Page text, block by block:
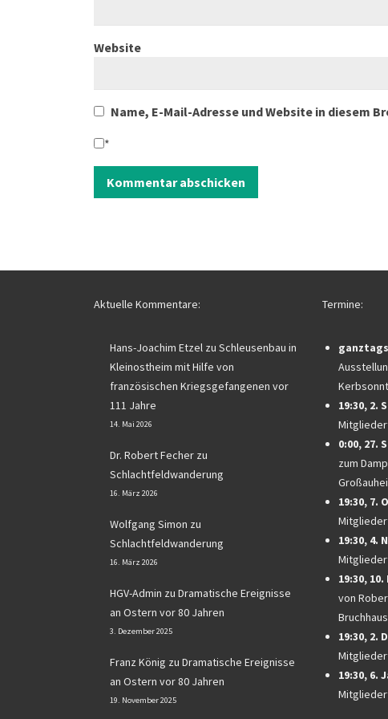
Website
Name, E-Mail-Adresse und Website in diesem
*
Aktuelle Kommentare:
Hans-Joachim Etzel zu Schleusenbau in
Kleinostheim mit Hilfe von
französischen Kriegsgefangenen vor
111 Jahre
14. Mai 2026
Dr. Robert Fecher zu
Schlachtfeldwanderung
16. März 2026
Wolfgang Simon zu
Schlachtfeldwanderung
16. März 2026
HGV-Admin zu Dramatische Ereignisse
an Ostern vor 80 Jahren
3. Dezember 2025
Franz König zu Dramatische Ereignisse
an Ostern vor 80 Jahren
19. November 2025
Termine:
19:30, 2.
0:00, 27.
zum
19:30, 7.
19:30, 4.
19:30, 10.
von
19:30, 2.
19:30, 6.